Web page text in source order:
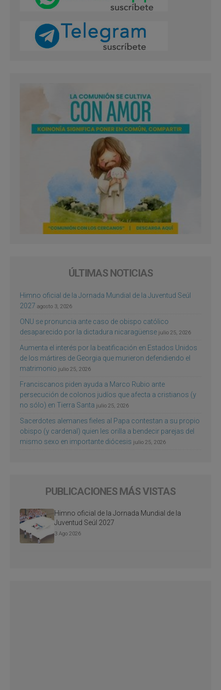
ÚLTIMAS NOTICIAS
Himno oficial de la Jornada Mundial de la Juventud Seúl
2027 agosto 3, 2026
ONU se pronuncia ante caso de obispo católico
desaparecido por la dictadura nicaragüense julio 25, 2026
Aumenta el interés por la beatificación en Estados Unidos
de los mártires de Georgia que murieron defendiendo el
matrimonio julio 25, 2026
Franciscanos piden ayuda a Marco Rubio ante
persecución de colonos judíos que afecta a cristianos (y
no sólo) en Tierra Santa julio 25, 2026
Sacerdotes alemanes fieles al Papa contestan a su propio
obispo (y cardenal) quien les orilla a bendecir parejas del
mismo sexo en importante diócesis julio 25, 2026
PUBLICACIONES MÁS VISTAS
Himno oficial de la Jornada Mundial de la
Juventud Seúl 2027
3 Ago 2026